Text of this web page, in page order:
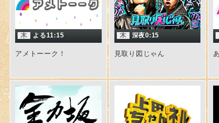
木 よる11:15
アメトーーク！
木 深夜0:15
見取り図じゃん